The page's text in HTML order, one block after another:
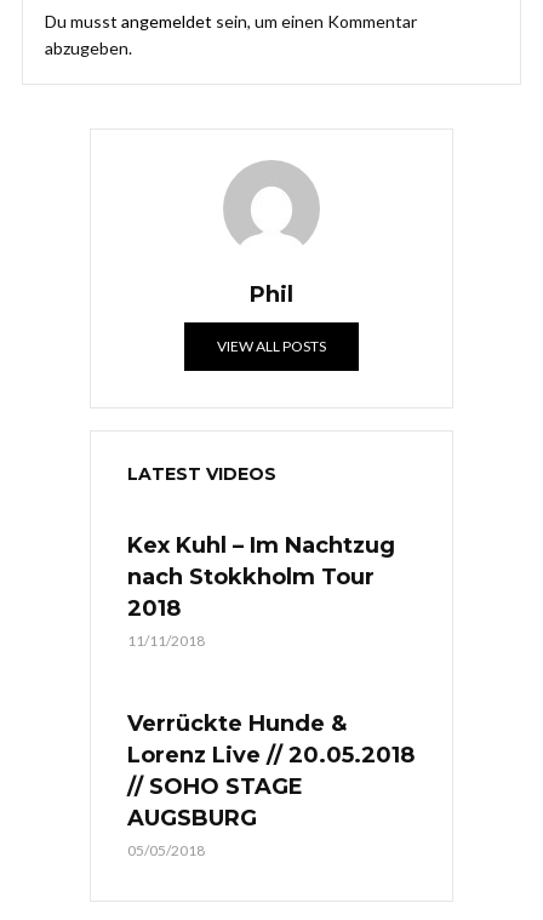
Du musst angemeldet sein, um einen Kommentar
abzugeben.
Phil
VIEW ALL POSTS
LATEST VIDEOS
Kex Kuhl – Im Nachtzug
nach Stokkholm Tour
2018
11/11/2018
Verrückte Hunde &
Lorenz Live // 20.05.2018
// SOHO STAGE
AUGSBURG
05/05/2018